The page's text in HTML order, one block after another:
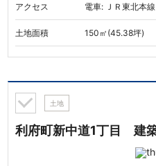
アクセス
電車: ＪＲ東北本
土地面積 150㎡(45.38坪)
土地
利府町新中道1丁目 建